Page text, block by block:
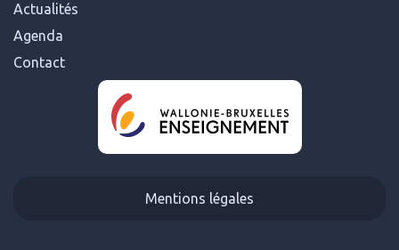
Actualités
Agenda
Contact
Mentions légales